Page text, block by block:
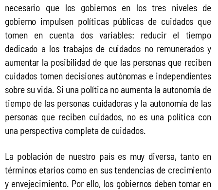
necesario que los gobiernos en los tres niveles de
gobierno impulsen políticas públicas de cuidados que
tomen en cuenta dos variables: reducir el tiempo
dedicado a los trabajos de cuidados no remunerados y
aumentar la posibilidad de que las personas que reciben
cuidados tomen decisiones autónomas e independientes
sobre su vida. Si una política no aumenta la autonomía de
tiempo de las personas cuidadoras y la autonomía de las
personas que reciben cuidados, no es una política con
una perspectiva completa de cuidados.
La población de nuestro país es muy diversa, tanto en
términos etarios como en sus tendencias de crecimiento
y envejecimiento. Por ello, los gobiernos deben tomar en